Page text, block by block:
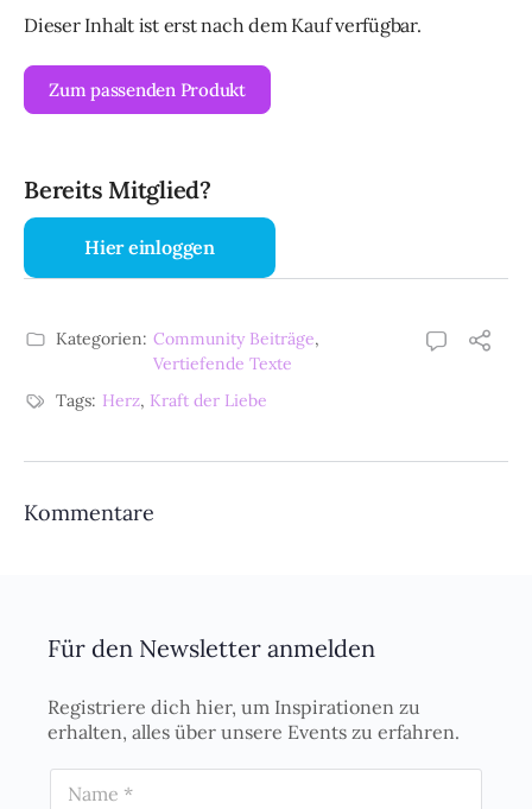
Dieser Inhalt ist erst nach dem Kauf verfügbar.
Zum passenden Produkt
Bereits Mitglied?
Hier einloggen
Kategorien: Community Beiträge,
Vertiefende Texte
Tags: Herz, Kraft der Liebe
Kommentare
Für den Newsletter anmelden
Registriere dich hier, um Inspirationen zu
erhalten, alles über unsere Events zu erfahren.